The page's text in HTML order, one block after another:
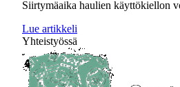
Siirtymäaika haulien käyttökiellon
Lue artikkeli
Yhteistyössä